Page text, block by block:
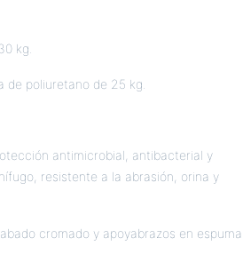
kg.
de poliuretano de 25 kg.
antimicrobial, antibacterial y
resistente a la abrasión, orina y
cromado y apoyabrazos en espuma